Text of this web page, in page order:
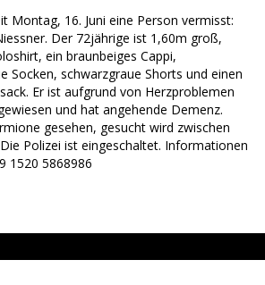
Montag, 16. Juni eine Person vermisst:
Der 72jährige ist 1,60m groß,
ein braunbeiges Cappi,
Socken, schwarzgraue Shorts und einen
Er ist aufgrund von Herzproblemen
und hat angehende Demenz.
gesehen, gesucht wird zwischen
Polizei ist eingeschaltet. Informationen
1520 5868986